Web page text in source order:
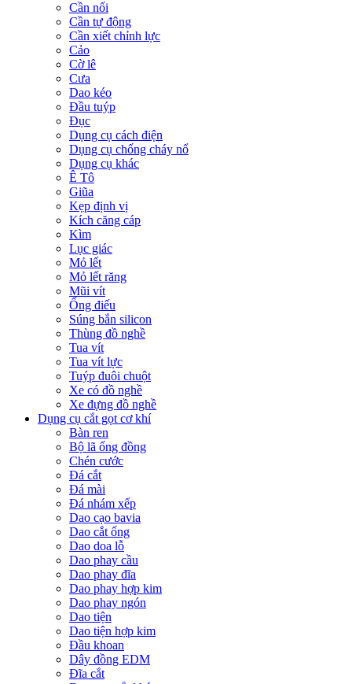
Cần nối
Cần tự động
Cần xiết chỉnh lực
Cảo
Cờ lê
Cưa
Dao kéo
Đầu tuýp
Đục
Dụng cụ cách điện
Dụng cụ chống cháy nổ
Dụng cụ khác
Ê Tô
Giũa
Kẹp định vị
Kích căng cáp
Kìm
Lục giác
Mỏ lết
Mỏ lết răng
Mũi vít
Ống điếu
Súng bắn silicon
Thùng đồ nghề
Tua vít
Tua vít lực
Tuýp đuôi chuột
Xe có đồ nghề
Xe đựng đồ nghề
Dụng cụ cắt gọt cơ khí
Bàn ren
Bộ lã ống đồng
Chén cước
Đá cắt
Đá mài
Đá nhám xếp
Dao cạo bavia
Dao cắt ống
Dao doa lỗ
Dao phay cầu
Dao phay đĩa
Dao phay hợp kim
Dao phay ngón
Dao tiện
Dao tiện hợp kim
Đầu khoan
Dây đồng EDM
Đĩa cắt